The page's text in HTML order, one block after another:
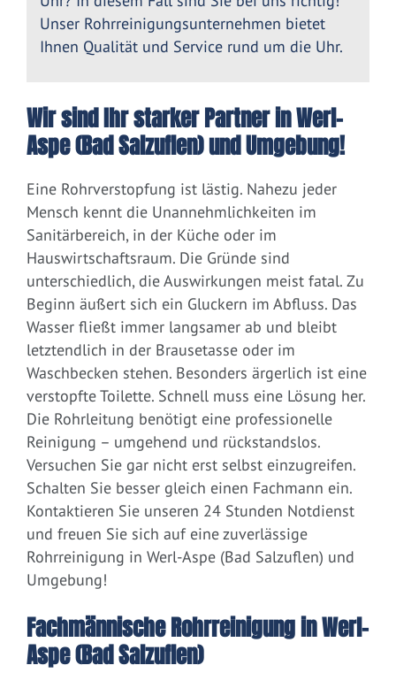
Unser Rohrreinigungsunternehmen bietet
Ihnen Qualität und Service rund um die Uhr.
Wir sind Ihr starker Partner in Werl-
Aspe (Bad Salzuflen) und Umgebung!
Eine Rohrverstopfung ist lästig. Nahezu jeder
Mensch kennt die Unannehmlichkeiten im
Sanitärbereich, in der Küche oder im
Hauswirtschaftsraum. Die Gründe sind
unterschiedlich, die Auswirkungen meist fatal. Zu
Beginn äußert sich ein Gluckern im Abfluss. Das
Wasser fließt immer langsamer ab und bleibt
letztendlich in der Brausetasse oder im
Waschbecken stehen. Besonders ärgerlich ist eine
verstopfte Toilette. Schnell muss eine Lösung her.
Die Rohrleitung benötigt eine professionelle
Reinigung – umgehend und rückstandslos.
Versuchen Sie gar nicht erst selbst einzugreifen.
Schalten Sie besser gleich einen Fachmann ein.
Kontaktieren Sie unseren 24 Stunden Notdienst
und freuen Sie sich auf eine zuverlässige
Rohrreinigung in Werl-Aspe (Bad Salzuflen) und
Umgebung!
Fachmännische Rohrreinigung in Werl-
Aspe (Bad Salzuflen)